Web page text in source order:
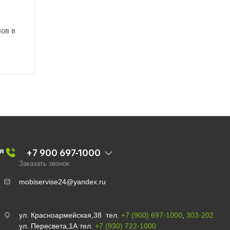
в
+7 900 697-1000
Заказать звонок
mobiservise24@yandex.ru
ул. Красноармейская,38 тел. +7 (900) 697-1000 303-202
ул. Пересвета,1А тел. +7 (930) 722-1000